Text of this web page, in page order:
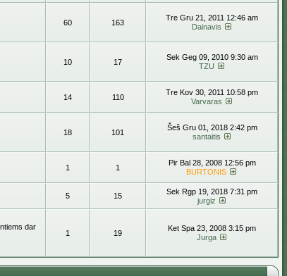
60 163
Tre Gru 21, 2011 12:46 am
Dainavis
10 17
Sek Geg 09, 2010 9:30 am
TZU
14 110
Tre Kov 30, 2011 10:58 pm
Varvaras
18 101
Šeš Gru 01, 2018 2:42 pm
santaitis
1 1
Pir Bal 28, 2008 12:56 pm
BURTONIS
5 15
Sek Rgp 19, 2018 7:31 pm
jurgiz
dar
1 19
Ket Spa 23, 2008 3:15 pm
Jurga